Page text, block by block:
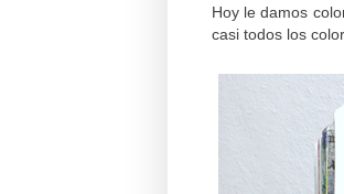
Hoy le damos
casi todos los